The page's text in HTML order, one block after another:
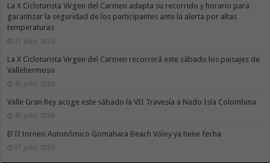
La X Cicloturista Virgen del Carmen adapta su recorrido y horario para
garantizar la seguridad de los participantes ante la alerta por altas
temperaturas
31 julio, 2026
La X Cicloturista Virgen del Carmen recorrerá este sábado los paisajes de
Vallehermoso
30 julio, 2026
Valle Gran Rey acoge este sábado la VII Travesía a Nado Isla Colombina
30 julio, 2026
El II torneo Autonómico Gomahara Beach Vóley ya tiene fecha
27 julio, 2026